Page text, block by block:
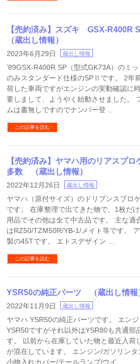
【売約済み】スズキ GSX-R400R
（蔵出し情報）
2023年6月29日 蔵出し情報
’89GSX-R400R SP（型式GK73A）のミ
のみスタンダード仕様のSPⅡです。 2年
荷した車両ですがエンジンの実動確認に
要しまして、ようやく始動させました。
ムは書無しですのでナンバー登 …
この記事を読む
【売約済み】ヤマハ用のリアスプロ
多数 （蔵出し情報）
2022年12月26日 蔵出し情報
ヤマハ（原付サイズ）のドリブンスプロ
です。 在庫整理で出てきた物で、1枚だ
用品でその他は全て中古品です。 主な適
はRZ50/TZM50R/YB-1/メイト等です。 ア
製の45Tです。 エトスデザイン …
この記事を読む
YSR50の純正パーツ （蔵出し情報
2022年11月9日 蔵出し情報
ヤマハ YSR50の純正パーツです。 エン
YSR50ですがそれ以外はYSR80も共通部
す。 以前から在庫していた物と最近入荷
が混在しています。 エンジン/ガソリンタ
小物入れカバー/テールランプ/ウイ …